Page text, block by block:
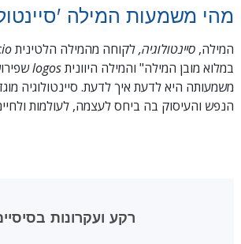
מהי משמעות המילה
המילה, סיינטולוגיה,לקוחה מהמילה הלטינית
במלוא מובן המילה" והמילה היווניתlogos
משמעותה היא לדעת איך לדעת. סיינטולוגיה
הנפש והעיסוק בה ביחס לעצמה, לעולמות
רקע ועקרונות